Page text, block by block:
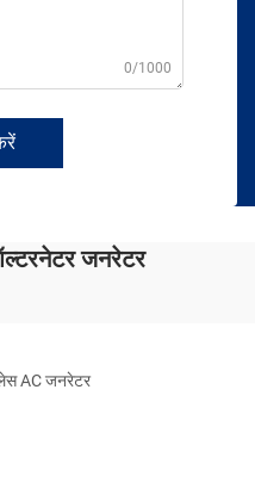
0/1000
जनरेटर
AC जनरेटर